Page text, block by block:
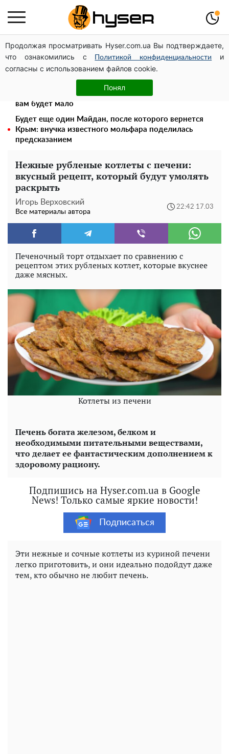
Продолжая просматривать Hyser.com.ua Вы подтверждаете,
что ознакомились с
Политикой конфиденциальности
и
согласны с использованием файлов cookie.
Понял
Дроны с наценкой: Александр Конотопский вывел
миллионы оборонного бюджета через фиктивную
фирму в Эстонии
Весь секрет в одной таблетке аспирина: рецепт
хрустящей и сочной капусты на зиму. Даже пяти банок
вам будет мало
Будет еще один Майдан, после которого вернется
Крым: внучка известного мольфара поделилась
предсказанием
Нежные рубленые котлеты с печени:
вкусный рецепт, который будут умолять
раскрыть
Игорь Верховский
Все материалы автора
22:42 17.03
Печеночный торт отдыхает по сравнению с
рецептом этих рубленых котлет, которые вкуснее
даже мясных.
Котлеты из печени
Печень богата железом, белком и
необходимыми питательными веществами,
что делает ее фантастическим дополнением к
здоровому рациону.
Подпишись на Hyser.com.ua в Google
News! Только самые яркие новости!
Подписаться
Эти нежные и сочные котлеты из куриной печени
легко приготовить, и они идеально подойдут даже
тем, кто обычно не любит печень.